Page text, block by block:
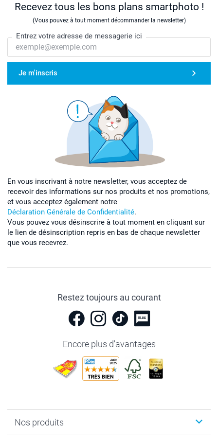
Recevez tous les bons plans smartphoto !
(Vous pouvez à tout moment décommander la newsletter)
Entrez votre adresse de messagerie ici
Je m'inscris
En vous inscrivant à notre newsletter, vous acceptez de
recevoir des informations sur nos produits et nos promotions,
et vous acceptez également notre
Déclaration Générale de Confidentialité.
Vous pouvez vous désinscrire à tout moment en cliquant sur
le lien de désinscription repris en bas de chaque newsletter
que vous recevrez.
Restez toujours au courant
Encore plus d'avantages
Nos produits